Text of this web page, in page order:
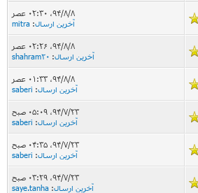
۹۴/۸/۸، ۰۲:۳۰ عصر
آخرین ارسال:
mitra
۹۴/۸/۸، ۰۲:۲۶ عصر
آخرین ارسال:
shahram20
۹۴/۸/۸، ۰۱:۳۳ عصر
آخرین ارسال:
saberi
۹۴/۷/۲۳، ۰۵:۰۹ صبح
آخرین ارسال:
saberi
۹۴/۷/۲۳، ۰۴:۳۵ صبح
آخرین ارسال:
saberi
۹۴/۷/۲۳، ۰۳:۲۹ صبح
آخرین ارسال:
saye.tanha